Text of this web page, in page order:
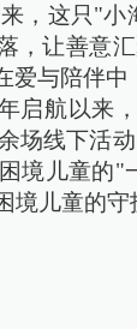
，这只"小
，让善意
爱与陪伴中
启航以来
场线下活
境儿童的"
境儿童的守